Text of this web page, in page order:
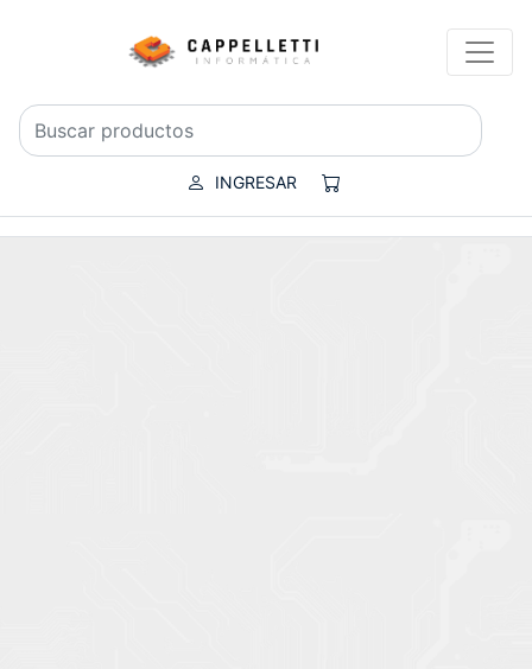
INGRESAR